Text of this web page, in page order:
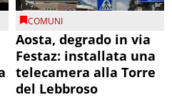
COMUNI
Aosta, degrado in via
Festaz: installata una
telecamera alla Torre
del Lebbroso